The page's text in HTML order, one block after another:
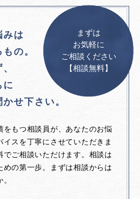
みは
の。
に
せ下さい。
をもつ相談員が、あなたのお悩
イスを丁寧にさせていただきま
でご相談いただけます。相談は
めの第一歩。まずは相談からは
まずは
お気軽に
ご相談ください
【相談無料】